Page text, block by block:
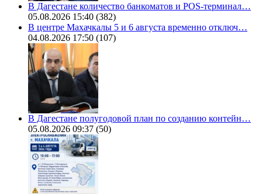
В Дагестане количество банкоматов и POS-терминал…
05.08.2026 15:40 (382)
В центре Махачкалы 5 и 6 августа временно отключ…
04.08.2026 17:50 (107)
В Дагестане полугодовой план по созданию контейн…
05.08.2026 09:37 (50)